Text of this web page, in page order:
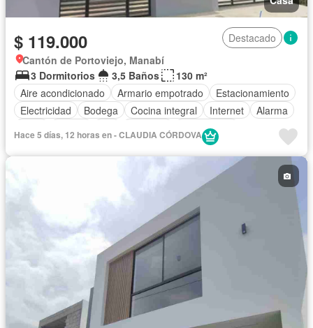
$ 119.000
Destacado
Cantón de Portoviejo, Manabí
3 Dormitorios
3,5 Baños
130 m²
Aire acondicionado
Armario empotrado
Estacionamiento
Electricidad
Bodega Cocina integral Internet
Alarma
Sin amoblar
Hace 5 días, 12 horas en - CLAUDIA CÓRDOVA